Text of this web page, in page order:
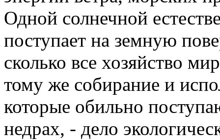
Одной солнечной
поступает на земную
сколько все хозяйство
тому же собирание и
которые обильно
недрах, - дело